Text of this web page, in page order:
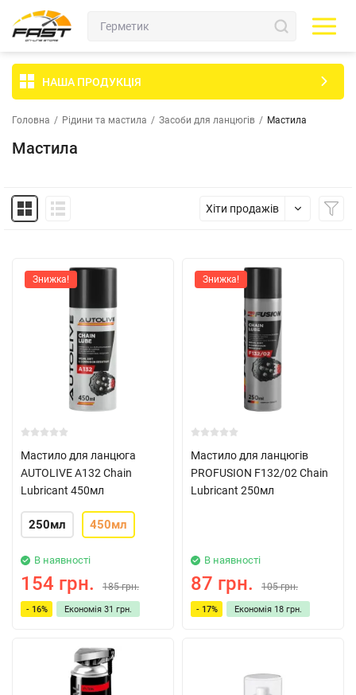
НАША ПРОДУКЦІЯ
Головна / Рідини та мастила / Засоби для ланцюгів / Мастила
Мастила
Хіти продажів
Знижка!
Мастило для ланцюга
AUTOLIVE A132 Chain
Lubricant 450мл
250мл 450мл
В наявності
154 грн. 185 грн.
- 16% Економія 31 грн.
Знижка!
Мастило для ланцюгів
PROFUSION F132/02 Chain
Lubricant 250мл
В наявності
87 грн. 105 грн.
- 17% Економія 18 грн.